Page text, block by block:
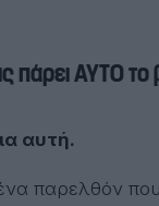
πάρει ΑΥΤΟ το
αυτή.
παρελθόν που